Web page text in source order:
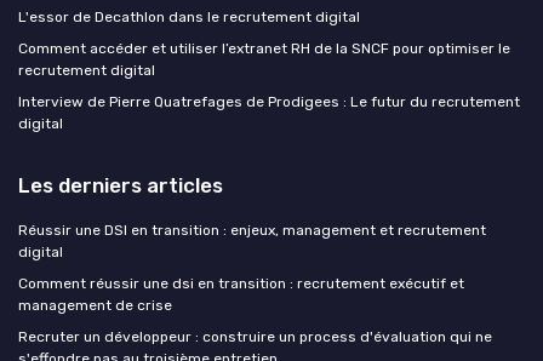
L'essor de Decathlon dans le recrutement digital
Comment accéder et utiliser l’extranet RH de la SNCF pour optimiser le
recrutement digital
Interview de Pierre Quatrefages de Prodigees : Le futur du recrutement
digital
Les derniers articles
Réussir une DSI en transition : enjeux, management et recrutement
digital
Comment réussir une dsi en transition : recrutement exécutif et
management de crise
Recruter un développeur : construire un process d'évaluation qui ne